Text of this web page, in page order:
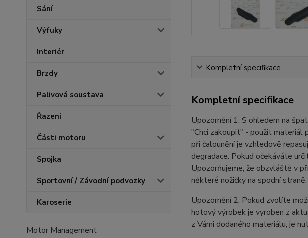
Sání
Výfuky
Interiér
Brzdy
Palivová soustava
Řazení
Části motoru
Spojka
Sportovní / Závodní podvozky
Karoserie
Motor Management
Kompletní specifikace
Kompletní specifikace
Upozornění 1: S ohledem na
"Chci zakoupit" - použit materiál
při čalounění je vzhledově
degradace. Pokud očekáváte
Upozorňujeme, že obzvláště v
některé nožičky na spodní straně.
Upozornění 2: Pokud zvolíte
hotový výrobek je vyroben z
z Vámi dodaného materiálu, je